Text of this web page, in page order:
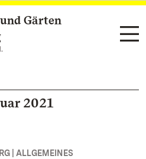
Gärten
2021
| ALLGEMEINES